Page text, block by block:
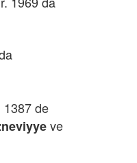
1387 de
ve